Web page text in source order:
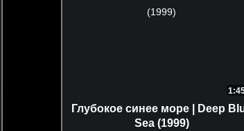
Глубокое синее море | Deep
Sea (1999)